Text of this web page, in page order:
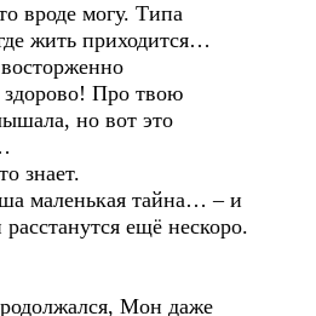
вроде могу. Типа
жить приходится…
Про твою
но вот это
знает.
маленькая тайна… – и
ещё нескоро.
Мон даже